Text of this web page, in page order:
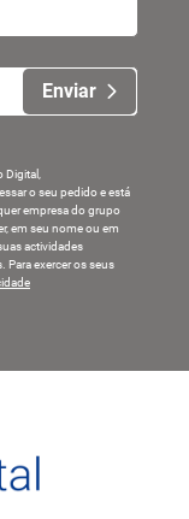
Enviar
o seu pedido e está
empresa do grupo
em seu nome ou em
actividades
exercer os seus